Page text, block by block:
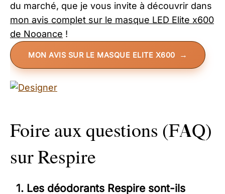
du marché, que je vous invite à découvrir dans
mon avis complet sur le masque LED Elite x600
de Nooance !
MON AVIS SUR LE MASQUE ELITE X600
Foire aux questions (FAQ)
sur Respire
1. Les déodorants Respire sont-ils